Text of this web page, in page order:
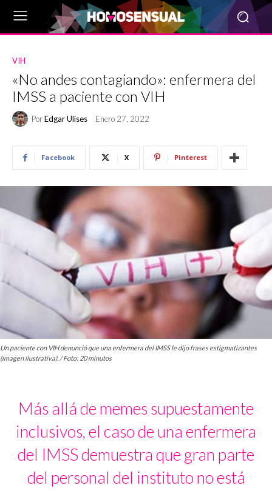
VIH
«No andes contagiando»: enfermera del
IMSS a paciente con VIH
PorEdgar Ulises Enero 27, 2022
Facebook X Pinterest
Un paciente con VIH denunció que una enfermera del IMSS le dijo frases estigmatizantes
(imagen ilustrativa). / Foto: 20 minutos
Más allá de memes supuestamente
inclusivos, el caso de una enfermera
del IMSS demuestra que gran parte
del personal del instituto no está